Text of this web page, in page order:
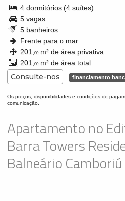
4 dormitórios (4 suítes)
5 vagas
5 banheiros
Frente para o mar
201,
00m² de área privativa
201,
00m² de área total
Consulte-nos financiamento
Os preços, disponibilidades e condições de
comunicação.
Apartamento no
Barra Towers
Balneário Camboriú